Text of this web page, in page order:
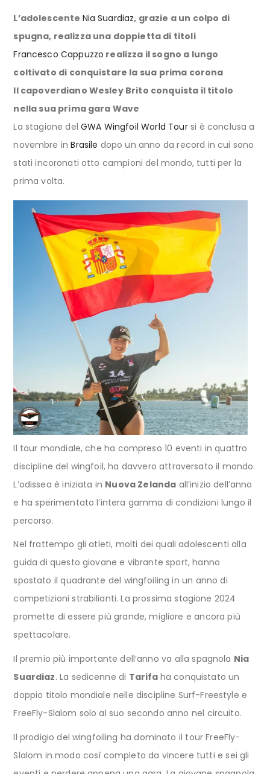
L’adolescente Nia Suardiaz, grazie a un colpo di
spugna, realizza una doppietta di titoli
Francesco Cappuzzo realizza il sogno a lungo
coltivato di conquistare la sua prima corona
Il capoverdiano Wesley Brito conquista il titolo
nella sua prima gara Wave
La stagione del GWA Wingfoil World Tour si è conclusa a
novembre inBrasile dopo un anno da record in cui sono
stati incoronati otto campioni del mondo, tutti per la
prima volta.
Il tour mondiale, che ha compreso 10 eventi in quattro
discipline del wingfoil, ha davvero attraversato il mondo.
L’odissea è iniziata in Nuova Zelanda all’inizio dell’anno
e ha sperimentato l’intera gamma di condizioni lungo il
percorso.
Nel frattempo gli atleti, molti dei quali adolescenti alla
guida di questo giovane e vibrante sport, hanno
spostato il quadrante del wingfoiling in un anno di
competizioni strabilianti. La prossima stagione 2024
promette di essere più grande, migliore e ancora più
spettacolare.
Il premio più importante dell’anno va alla spagnola Nia
Suardiaz. La sedicenne di Tarifa ha conquistato un
doppio titolo mondiale nelle discipline Surf-Freestyle e
FreeFly-Slalom solo al suo secondo anno nel circuito.
Il prodigio del wingfoiling ha dominato il tour FreeFly-
Slalom in modo così completo da vincere tutti e sei gli